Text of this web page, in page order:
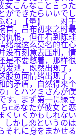
女こんなこと言った
ができたらいいでし
ふむ」【量】 对于
首，吕布初来之时最
仇恨，但在看到陈珪
绪就这么莫名的在心
没有刻意去压制，情
是不要憋着，那样很
发泄，既然出现了，
股负面情绪出现了，
的矛盾，自然得来个
」とハツミさんが僕
す。まず第一に緑さ
cあなたが彼女と恋
くいくかもしれない
しかし恋というのは
それに身をまかせる